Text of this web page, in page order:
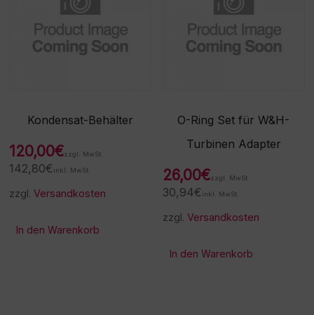
Kondensat-Behälter
120,00€zzgl. MwSt.
142,80€ inkl. MwSt.
zzgl.Versandkosten
In den Warenkorb
O-Ring Set für W&H-
Turbinen Adapter
26,00€zzgl. MwSt.
30,94€ inkl. MwSt.
zzgl.Versandkosten
In den Warenkorb